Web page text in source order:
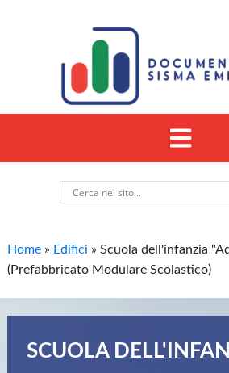
Home » Edifici »Scuola dell'infanzia
(Prefabbricato Modulare Scolastico)
SCUOLA